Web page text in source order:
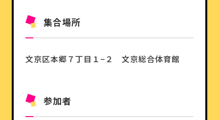
集合場所
文京区本郷７丁目１−２ 文京総合体育館
参加者